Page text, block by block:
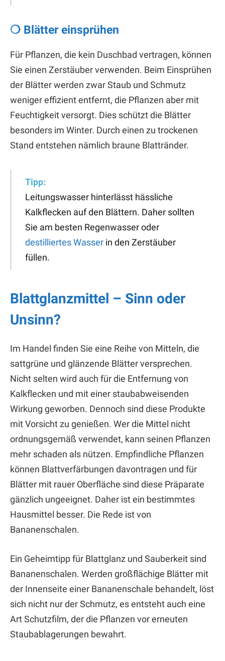
❍ Blätter einsprühen
Für Pflanzen, die kein Duschbad vertragen, können
Sie einen Zerstäuber verwenden. Beim Einsprühen
der Blätter werden zwar Staub und Schmutz
weniger effizient entfernt, die Pflanzen aber mit
Feuchtigkeit versorgt. Dies schützt die Blätter
besonders im Winter. Durch einen zu trockenen
Stand entstehen nämlich braune Blattränder.
Tipp:
Leitungswasser hinterlässt hässliche
Kalkflecken auf den Blättern. Daher sollten
Sie am besten Regenwasser oder
destilliertes Wasser in den Zerstäuber
füllen.
Blattglanzmittel – Sinn oder
Unsinn?
Im Handel finden Sie eine Reihe von Mitteln, die
sattgrüne und glänzende Blätter versprechen.
Nicht selten wird auch für die Entfernung von
Kalkflecken und mit einer staubabweisenden
Wirkung geworben. Dennoch sind diese Produkte
mit Vorsicht zu genießen. Wer die Mittel nicht
ordnungsgemäß verwendet, kann seinen Pflanzen
mehr schaden als nützen. Empfindliche Pflanzen
können Blattverfärbungen davontragen und für
Blätter mit rauer Oberfläche sind diese Präparate
gänzlich ungeeignet. Daher ist ein bestimmtes
Hausmittel besser. Die Rede ist von
Bananenschalen.
Ein Geheimtipp für Blattglanz und Sauberkeit sind
Bananenschalen. Werden großflächige Blätter mit
der Innenseite einer Bananenschale behandelt, löst
sich nicht nur der Schmutz, es entsteht auch eine
Art Schutzfilm, der die Pflanzen vor erneuten
Staubablagerungen bewahrt.